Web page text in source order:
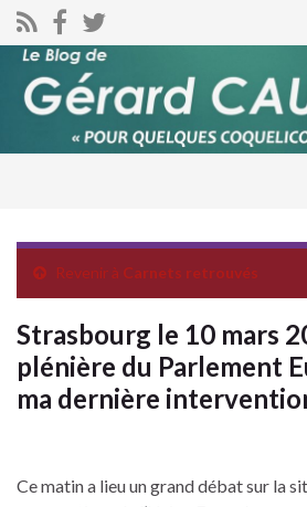
Revenir à Carnets retrouvés
Strasbourg le 10 mars
plénière du Parlement
ma dernière
Ce matin a lieu un grand débat sur la